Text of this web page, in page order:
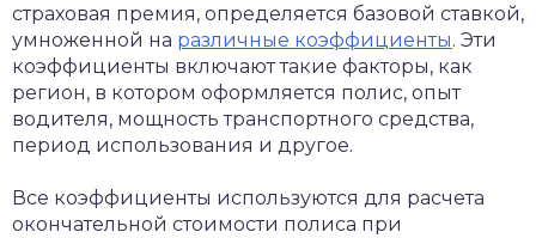
страховая премия, определяется базовой ставкой,
умноженной на различные коэффициенты. Эти
коэффициенты включают такие факторы, как
регион, в котором оформляется полис, опыт
водителя, мощность транспортного средства,
период использования и другое.
Все коэффициенты используются для расчета
окончательной стоимости полиса при